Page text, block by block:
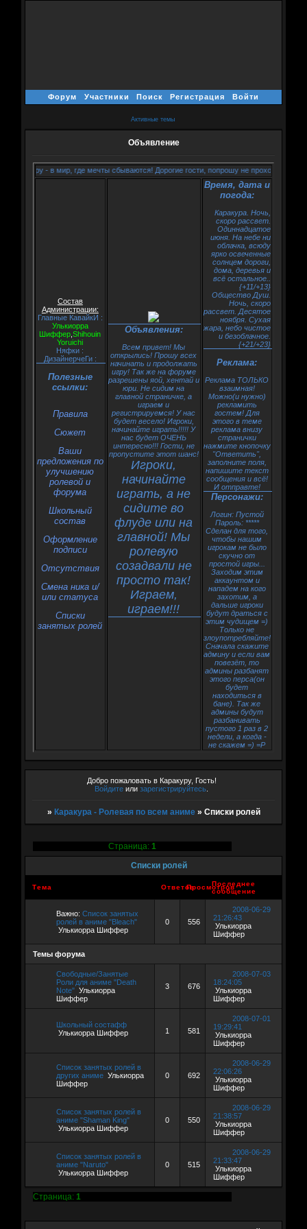
Форум Участники Поиск Регистрация Войти
Активные темы
Объявление
Каракуру - в мир, где мечты сбываются! Дорогие гости, попрошу не проходить мимо
Состав
Администрации:
Главные КавайкИ :
Улькиорра
Шиффер ,Shihouin
Yoruichi
Няфки :
ДизайнерчеГи :
Полезные
ссылки:
Правила
Сюжет
Ваши
предложения по
улучшению
ролевой и
форума
Школьный
состав
Оформление
подписи
Oтсутствия
Смена ника и/
или статуса
Списки
занятых ролей
Объявления:
Всем привет! Мы
открылись! Прошу всех
начинать и продолжать
игру! Так же на форуме
разрешены яой, хентай и
юри. Не сидим на
главной страничке, а
играем и
регистрируемся! У нас
будет весело! Игроки,
начинайте играть!!!!! У
нас будет ОЧЕНЬ
интересно!!! Гости, не
пропустите этот шанс!
Игроки,
начинайте
играть, а не
сидите во
флуде или на
главной! Мы
ролевую
созадвали не
просто так!
Играем,
играем!!!
Время, дата и
погода:
Каракура. Ночь,
скоро рассвет.
Одиннадцатое
июня. На небе ни
облачка, всюду
ярко освеченные
солнцем дороги,
дома, деревья и
всё остальное..
{+11/+13}
Общество Душ.
Ночь, скоро
рассвет. Десятое
ноября. Сухая
жара, небо чистое
и безоблачное.
{+21/+23}
Реклама:
Реклама ТОЛЬКО
взаимная!
Можно(и нужно)
рекламить
гостем! Для
этого в теме
реклама внизу
странички
нажмите кнопочку
"Ответить",
заполните поля,
напишите текст
сообщения и всё!
И отправте!
Персонажи:
Логин: Пустой
Пароль: *****
Сделан для того,
чтобы нашим
игрокам не было
скучно от
простой игры...
Заходим этим
аккаунтом и
нападем на кого
захотим, а
дальше игроки
будут драться с
этим чудищем =)
Только не
злоупотребляйте!
Сначала скажите
админу и если вам
повезёт, то
админы разбанят
этого перса(он
будет
находиться в
бане). Так же
админы будут
разбанивать
пустого 1 раз в 2
недели, а когда -
не скажем =) =P
Добро пожаловать в Каракуру, Гость!
Войдите илизарегистрируйтесь
» Каракура - Ролевая по всем аниме » Списки ролей
Списки ролей
Страница:1
Тема ОтветовПросмотров
Последнее
сообщение
Важно: Список занятых
ролей в аниме "Bleach"
Улькиорра Шиффер
0 556
2008-06-29
21:26:43
Улькиорра
Шиффер
Темы форума
Свободные/Занятые
Роли для аниме "Death
Note" Улькиорра
Шиффер
3 676
2008-07-03
18:24:05
Улькиорра
Шиффер
Школьный состафф
Улькиорра Шиффер
1 581
2008-07-01
19:29:41
Улькиорра
Шиффер
Список занятых ролей в
других аниме Улькиорра
Шиффер
0 692
2008-06-29
22:06:26
Улькиорра
Шиффер
Список занятых ролей в
аниме "Shaman King"
Улькиорра Шиффер
0 550
2008-06-29
21:38:57
Улькиорра
Шиффер
Список занятых ролей в
аниме "Naruto"
Улькиорра Шиффер
0 515
2008-06-29
21:33:47
Улькиорра
Шиффер
Страница: 1